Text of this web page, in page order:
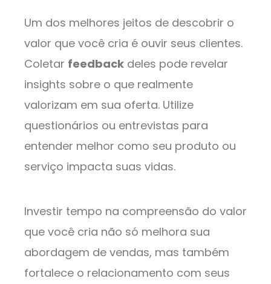
Um dos melhores jeitos de descobrir o
valor que você cria é ouvir seus clientes.
Coletar feedback deles pode revelar
insights sobre o que realmente
valorizam em sua oferta. Utilize
questionários ou entrevistas para
entender melhor como seu produto ou
serviço impacta suas vidas.
Investir tempo na compreensão do valor
que você cria não só melhora sua
abordagem de vendas, mas também
fortalece o relacionamento com seus